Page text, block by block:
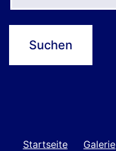
Startseite Galerie